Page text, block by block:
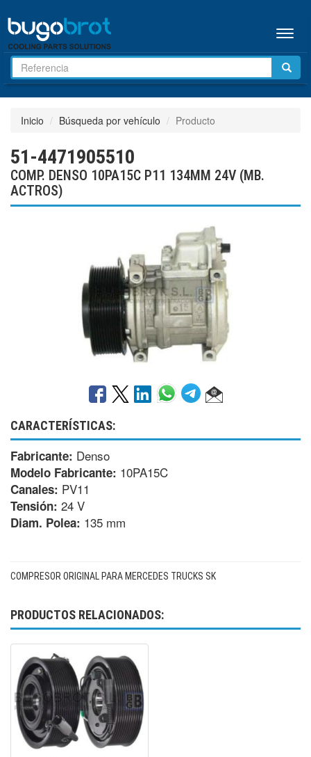
Menú
Inicio Búsqueda por vehículo Producto
51-4471905510
COMP. DENSO 10PA15C P11 134MM 24V (MB.
ACTROS)
CARACTERÍSTICAS:
Fabricante: Denso
Modelo Fabricante: 10PA15C
Canales: PV11
Tensión: 24 V
Diam. Polea: 135 mm
COMPRESOR ORIGINAL PARA MERCEDES TRUCKS SK
PRODUCTOS RELACIONADOS: